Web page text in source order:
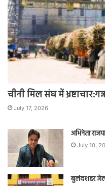
चीनी मिल संघ में
July 17, 2026
अभिनेता
July 10,
बुलंदशहर जेल